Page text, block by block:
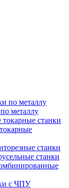
металлу
станки
станки
станки